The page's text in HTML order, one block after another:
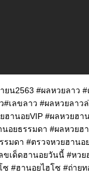
น2563 #ผลหวยลาว
เลขลาว #ผลหวยลา
ฮานอยVIP #ผลหวยฮ
อยธรรมดา #ผลหวยฮ
มดา #ตรวจหวยฮาน
ขเด็ดฮานอยวันนี้ #หว
#ฮานอยไฮโซ #ถ่าย